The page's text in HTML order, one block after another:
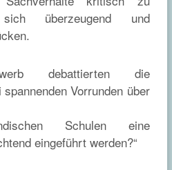
überzeugend und
debattierten die
Vorrunden über
Schulen eine
eingeführt werden?“